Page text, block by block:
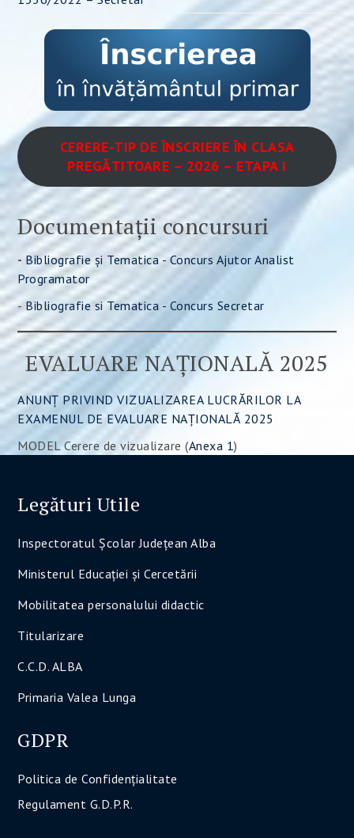
CERERE-TIP DE ÎNSCRIERE ÎN CLASA
PREGĂTITOARE – 2026 – ETAPA I
Documentații concursuri
- Bibliografie și Tematica - Concurs Ajutor Analist
Programator
- Bibliografie si Tematica - Concurs Secretar
EVALUARE NAȚIONALĂ 2025
ANUNȚ PRIVIND VIZUALIZAREA LUCRĂRILOR LA
EXAMENUL DE EVALUARE NAȚIONALĂ 2025
MODEL Cerere de vizualizare (Anexa 1)
Legături Utile
Inspectoratul Şcolar Judeţean Alba
Ministerul Educaţiei şi Cercetării
Mobilitatea personalului didactic
Titularizare
C.C.D. ALBA
Primaria Valea Lunga
GDPR
Politica de Confidenţialitate
Regulament G.D.P.R.